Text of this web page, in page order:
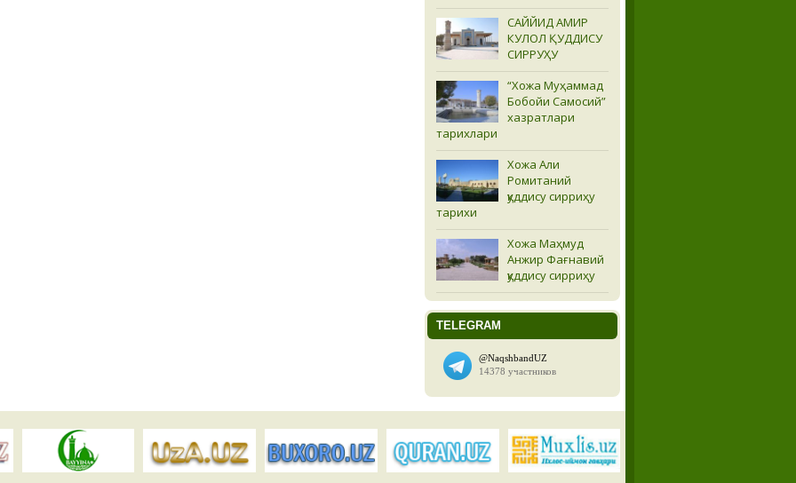
САЙЙИД АМИР
КУЛОЛ ҚУДДИСУ
СИРРУҲУ
“Хожа Муҳаммад
Бобойи Самосий”
хазратлари
тарихлари
Хожа Али
Ромитаний
қуддису сирриҳу
тарихи
Хожа Маҳмуд
Анжир Фағнавий
қуддису сирриҳу
TELEGRAM